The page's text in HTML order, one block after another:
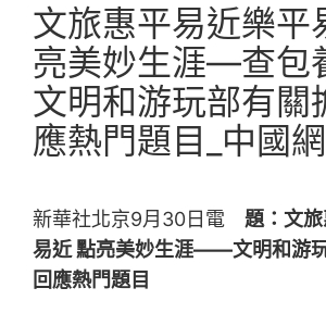
文旅惠平易近樂平
亮美妙生涯—查
文明和游玩部有關
應熱門題目_中國網
新華社北京9月30日電題：文
易近 點亮美妙生涯——文明和游
回應熱門題目